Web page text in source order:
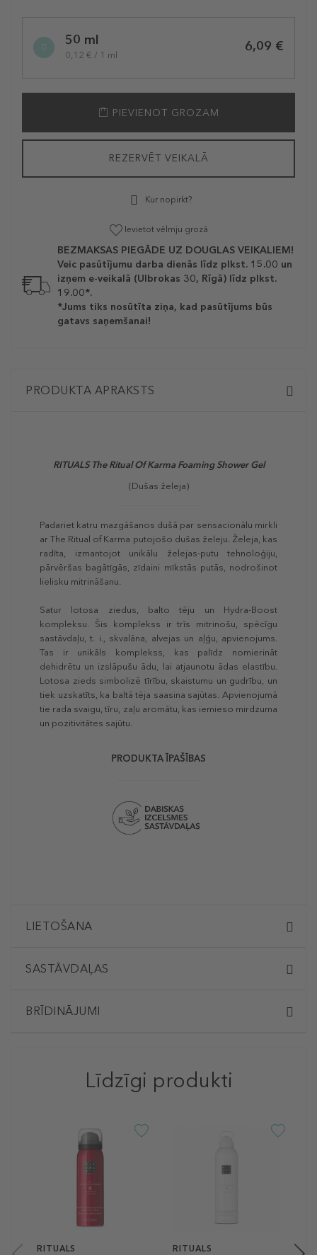
50 ml
0,12 € / 1 ml
6,09 €
PIEVIENOT GROZAM
REZERVĒT VEIKALĀ
Kur nopirkt?
Ievietot vēlmju grozā
BEZMAKSAS PIEGĀDE UZ DOUGLAS VEIKALIEM!
Veic pasūtījumu darba dienās līdz plkst. 15.00 un
izņem e-veikalā (Ulbrokas 30, Rīgā) līdz plkst.
19.00*.
*Jums tiks nosūtīta ziņa, kad pasūtījums būs
gatavs saņemšanai!
PRODUKTA APRAKSTS
RITUALS The Ritual Of Karma Foaming Shower Gel
(Dušas želeja)
Padariet katru mazgāšanos dušā par sensacionālu mirkli
ar The Ritual of Karma putojošo dušas želeju. Želeja, kas
radīta, izmantojot unikālu želejas-putu tehnoloģiju,
pārvēršas bagātīgās, zīdaini mīkstās putās, nodrošinot
lielisku mitrināšanu.
Satur lotosa ziedus, balto tēju un Hydra-Boost
kompleksu. Šis komplekss ir trīs mitrinošu, spēcīgu
sastāvdaļu, t. i., skvalāna, alvejas un aļģu, apvienojums.
Tas ir unikāls komplekss, kas palīdz nomierināt
dehidrētu un izslāpušu ādu, lai atjaunotu ādas elastību.
Lotosa zieds simbolizē tīrību, skaistumu un gudrību, un
tiek uzskatīts, ka baltā tēja saasina sajūtas. Apvienojumā
tie rada svaigu, tīru, zaļu aromātu, kas iemieso mirdzuma
un pozitivitātes sajūtu.
PRODUKTA ĪPAŠĪBAS
LIETOŠANA
SASTĀVDAĻAS
BRĪDINĀJUMI
Līdzīgi produkti
RITUALS RITUALS